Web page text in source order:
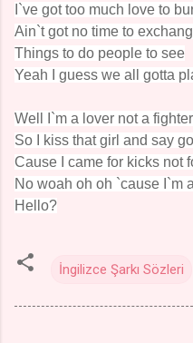
I`ve got too much love to
Ain`t got no time to
Things to do people to see
Yeah I guess we all gotta
Well I`m a lover not a fighter
So I kiss that girl and say
Cause I came for kicks not
No woah oh oh `cause I`m
Hello?
İngilizce Şarkı Sözleri